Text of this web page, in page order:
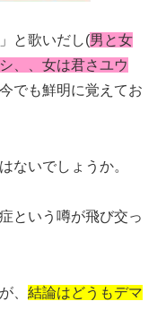
」と歌いだし(男と女
、、女は君さユウ
でも鮮明に覚えてお
ないでしょうか。
という噂が飛び交っ
、 結論はどうもデマ